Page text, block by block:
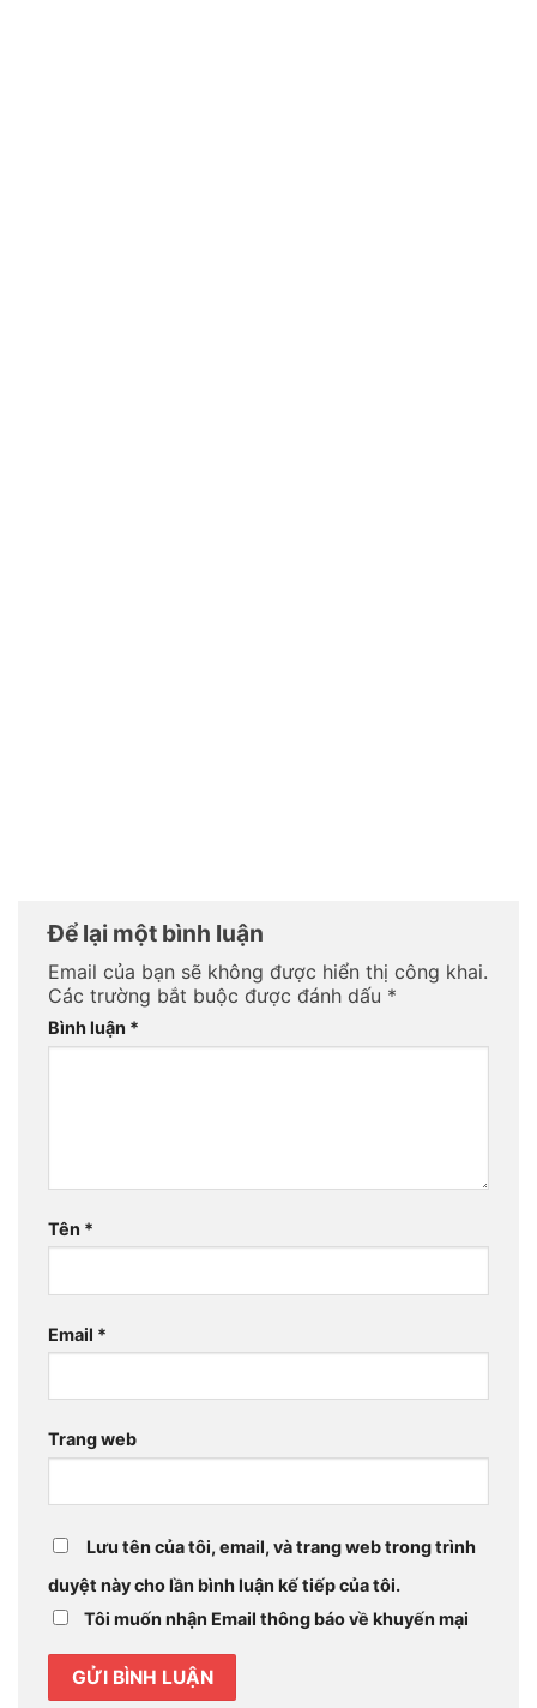
Để lại một bình luận
Email của bạn sẽ không được hiển thị công khai.
Các trường bắt buộc được đánh dấu *
Bình luận *
Tên *
Email *
Trang web
Lưu tên của tôi, email, và trang web trong trình
duyệt này cho lần bình luận kế tiếp của tôi.
Tôi muốn nhận Email thông báo về khuyến mại